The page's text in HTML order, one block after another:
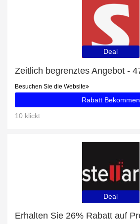
Deal
Besuchen Sie die Website
Rabatt Bekommen
10 klickt
Deal